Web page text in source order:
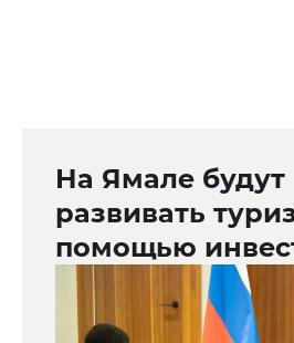
На Ямале будут
развивать
помощью